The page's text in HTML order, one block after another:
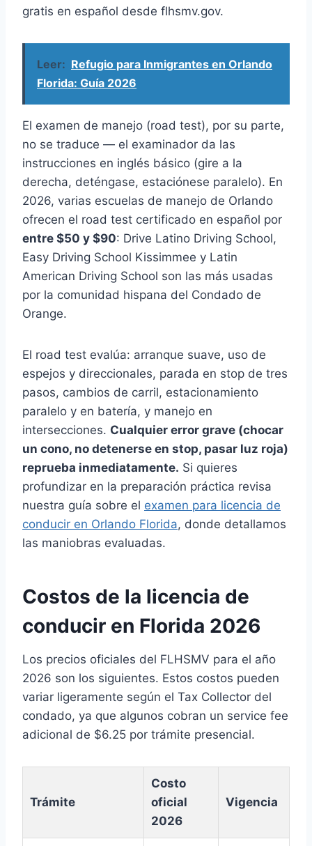
gratis en español desde flhsmv.gov.
Leer: Refugio para Inmigrantes en Orlando
Florida: Guía 2026
El examen de manejo (road test), por su parte,
no se traduce — el examinador da las
instrucciones en inglés básico (gire a la
derecha, deténgase, estaciónese paralelo). En
2026, varias escuelas de manejo de Orlando
ofrecen el road test certificado en español por
entre $50 y $90: Drive Latino Driving School,
Easy Driving School Kissimmee y Latin
American Driving School son las más usadas
por la comunidad hispana del Condado de
Orange.
El road test evalúa: arranque suave, uso de
espejos y direccionales, parada en stop de tres
pasos, cambios de carril, estacionamiento
paralelo y en batería, y manejo en
intersecciones. Cualquier error grave (chocar
un cono, no detenerse en stop, pasar luz roja)
reprueba inmediatamente. Si quieres
profundizar en la preparación práctica revisa
nuestra guía sobre el examen para licencia de
conducir en Orlando Florida, donde detallamos
las maniobras evaluadas.
Costos de la licencia de
conducir en Florida 2026
Los precios oficiales del FLHSMV para el año
2026 son los siguientes. Estos costos pueden
variar ligeramente según el Tax Collector del
condado, ya que algunos cobran un service fee
adicional de $6.25 por trámite presencial.
Trámite
Costo
oficial
2026
Vigencia